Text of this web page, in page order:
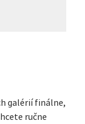
galérií finálne,
ručne